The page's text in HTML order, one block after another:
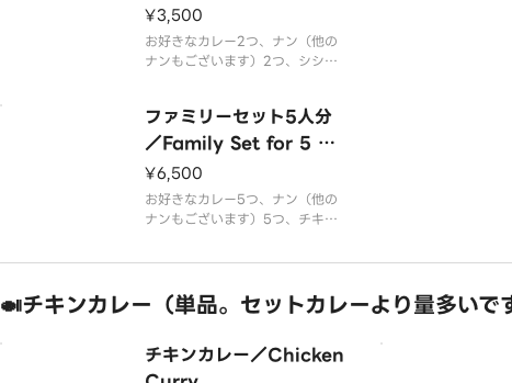
¥3,500
お好きなカレー2つ、ナン（他の
ナンもございます）2つ、シシカ
ファミリーセット5人分
／Family Set for 5 Pe
ople
¥6,500
お好きなカレー5つ、ナン（他の
ナンもございます）5つ、チキン
は3人分ですが、実際は5人分で
🍛チキンカレー（単品。セットカレーより量多い
チキンカレー／Chicken